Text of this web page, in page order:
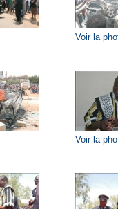
Voir la
Voir la